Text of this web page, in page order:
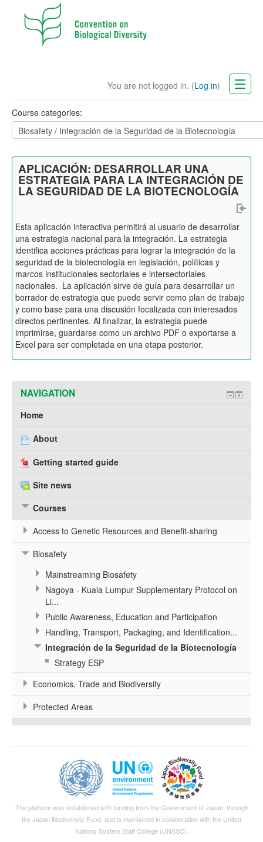
You are not logged in. (Log in)
CBD Website
English (en)
Course categories:
APLICACIÓN: DESARROLLAR UNA
ESTRATEGIA PARA LA INTEGRACIÓN DE
LA SEGURIDAD DE LA BIOTECNOLOGÍA
Esta aplicación interactiva permitirá al usuario de desarrollar
una estrategia nacional para la integración. La estrategia
identifica acciones prácticas para lograr la integración de la
seguridad de la biotecnología en legislación, políticas y
marcos institucionales sectoriales e intersectoriales
nacionales. La aplicación sirve de guía para desarrollar un
borrador de estrategia que puede servir como plan de trabajo
y como base para una discusión focalizada con interesados
directos pertinentes. Al finalizar, la estrategia puede
imprimirse, guardarse como un archivo PDF o exportarse a
Excel para ser completada en una etapa posterior.
NAVIGATION
Home
About
Getting started guide
Site news
Courses
Access to Genetic Resources and Benefit-sharing
Biosafety
Mainstreaming Biosafety
Nagoya - Kuala Lumpur Supplementary Protocol on
Li...
Public Awareness, Education and Participation
Handling, Transport, Packaging, and Identification...
Integración de la Seguridad de la Biotecnología
Strategy ESP
Economics, Trade and Biodiversity
Protected Areas
The platform was established with funding from the Government of Japan, through
theJapan Biodiversity Fund , and is maintained in collaboration with the United
Nations System Staff College (UNSSC).